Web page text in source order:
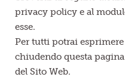
privacy policy e al
esse.
Per tutti potrai
chiudendo questa
del Sito Web.